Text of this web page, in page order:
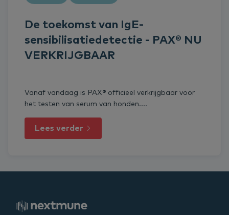
De toekomst van IgE-
sensibilisatiedetectie - PAX® NU
VERKRIJGBAAR
Vanaf vandaag is PAX® officieel verkrijgbaar voor
het testen van serum van honden....
Lees verder